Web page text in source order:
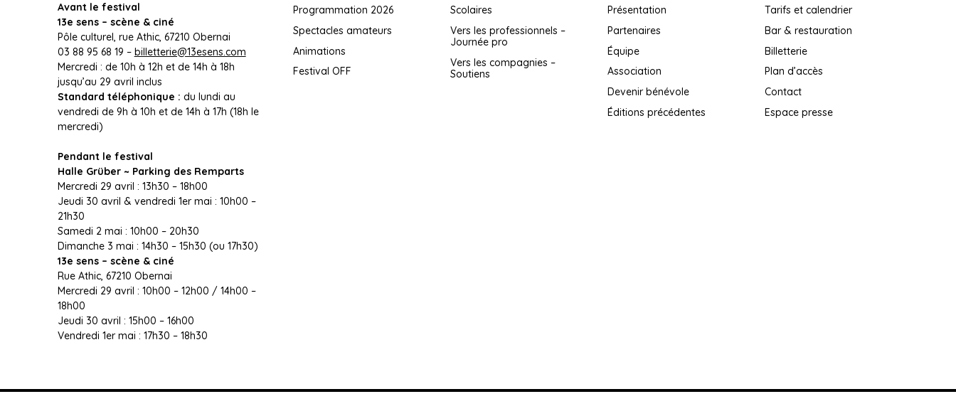
Avant le festival
13e sens – scène & ciné
Pôle culturel, rue Athic, 67210 Obernai
03 88 95 68 19 – billetterie@13esens.com
Mercredi : de 10h à 12h et de 14h à 18h
jusqu’au 29 avril inclus
Standard téléphonique : du lundi au
vendredi de 9h à 10h et de 14h à 17h (18h le
mercredi)
Pendant le festival
Halle Grüber ~ Parking des Remparts
Mercredi 29 avril : 13h30 – 18h00
Jeudi 30 avril & vendredi 1er mai : 10h00 –
21h30
Samedi 2 mai : 10h00 – 20h30
Dimanche 3 mai : 14h30 – 15h30 (ou 17h30)
13e sens – scène & ciné
Rue Athic, 67210 Obernai
Mercredi 29 avril : 10h00 – 12h00 / 14h00 –
18h00
Jeudi 30 avril : 15h00 – 16h00
Vendredi 1er mai : 17h30 – 18h30
Programmation 2026
Spectacles amateurs
Animations
Festival OFF
Scolaires
Vers les professionnels –
Journée pro
Vers les compagnies –
Soutiens
Présentation
Partenaires
Équipe
Association
Devenir bénévole
Éditions précédentes
Tarifs et calendrier
Bar & restauration
Billetterie
Plan d’accès
Contact
Espace presse